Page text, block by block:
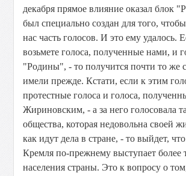
декабря прямое влияние оказал блок
был специально создан для того,
нас часть голосов. И это ему удалось.
возьмете голоса, полученные нами, и
"Родины", - то получится почти то же
имели прежде. Кстати, если к этим
протестные голоса и голоса,
Жириновским, - а за него голосовала
общества, которая недовольна своей
как идут дела в стране, - то выйдет,
Кремля по-прежнему выступает более
населения страны. Это к вопросу о